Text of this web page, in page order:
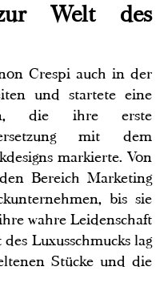
Welt des
Crespi auch in der
und startete eine
die ihre erste
mit dem
markierte. Von
Bereich Marketing
bis sie
wahre Leidenschaft
Luxusschmucks lag
Stücke und die